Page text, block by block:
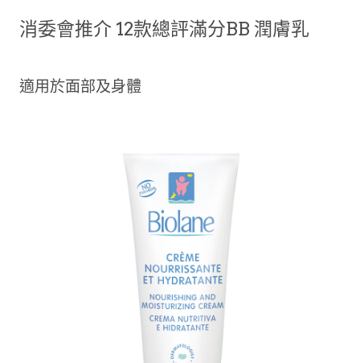
消委會推介 12款總評滿分BB 潤膚乳
適用於面部及身體